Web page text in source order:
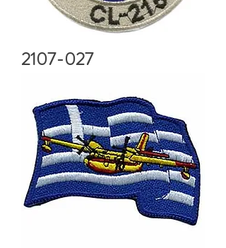
2107-027